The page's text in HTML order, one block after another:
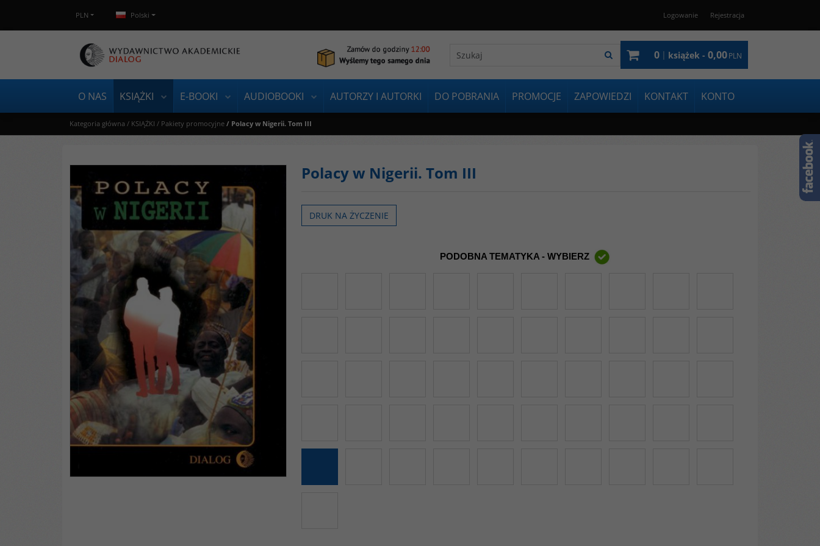
PLN Polski Logowanie Rejestracja
0 | książek - 0,00PLN
O NAS KSIĄŻKI E-BOOKI AUDIOBOOKI AUTORZY I AUTORKI DO POBRANIA PROMOCJE ZAPOWIEDZI KONTAKT KONTO
Kategoria główna / KSIĄŻKI / Pakiety promocyjne / Polacy w Nigerii. Tom III
Polacy w Nigerii. Tom III
DRUK NA ŻYCZENIE
PODOBNA TEMATYKA - WYBIERZ